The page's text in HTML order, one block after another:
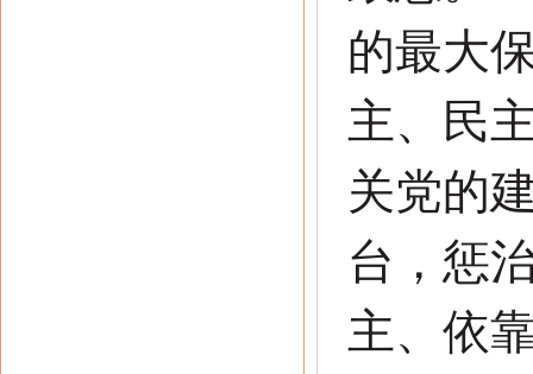
的最大
主、民
关党的
台，惩
主、依